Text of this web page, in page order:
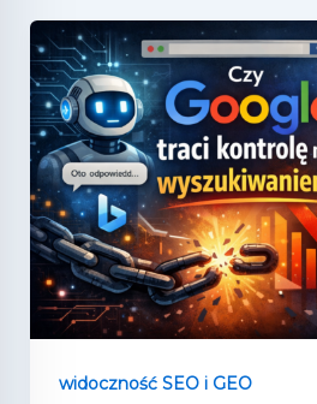
widoczność SEO i GEO